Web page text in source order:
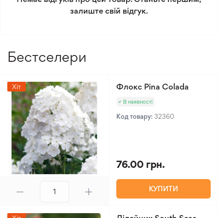
Мінімальне замовлення 300 грн.
залиште свій відгук.
Бестселери
Хіт Флокс Pina Colada
В наявності
Код товару: 32360
76.00 грн.
КУПИТИ